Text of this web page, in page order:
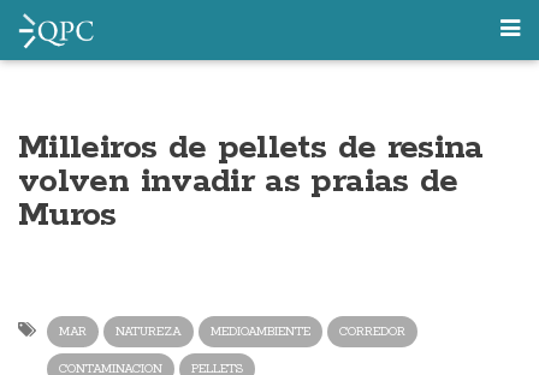
Milleiros de pellets de resina
volven invadir as praias de
Muros
MAR NATUREZA MEDIOAMBIENTE CORREDOR
CONTAMINACION PELLETS